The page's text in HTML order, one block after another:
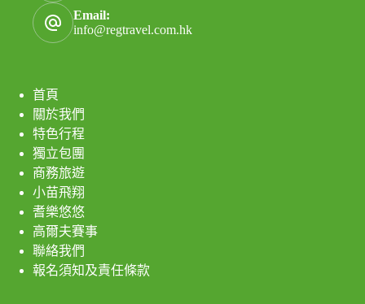
Email:
info@regtravel.com.hk
首頁
關於我們
特色行程
獨立包團
商務旅遊
小苗飛翔
耆樂悠悠
高爾夫賽事
聯絡我們
報名須知及責任條款